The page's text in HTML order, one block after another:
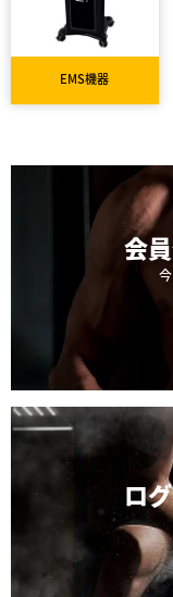
EMS機器
会
ロ